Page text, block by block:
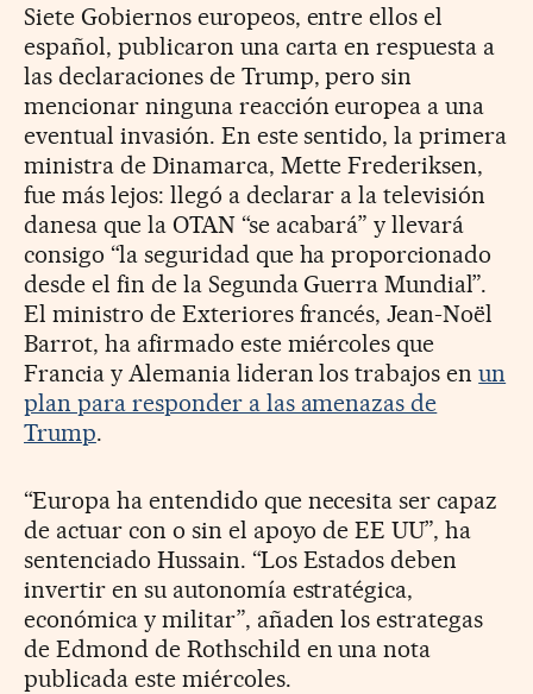
Siete Gobiernos europeos, entre ellos el
español, publicaron una carta en respuesta a
las declaraciones de Trump, pero sin
mencionar ninguna reacción europea a una
eventual invasión. En este sentido, la primera
ministra de Dinamarca, Mette Frederiksen,
fue más lejos: llegó a declarar a la televisión
danesa que la OTAN “se acabará” y llevará
consigo “la seguridad que ha proporcionado
desde el fin de la Segunda Guerra Mundial”.
El ministro de Exteriores francés, Jean-Noël
Barrot, ha afirmado este miércoles que
Francia y Alemania lideran los trabajos enun
plan para responder a las amenazas de
Trump.
“Europa ha entendido que necesita ser capaz
de actuar con o sin el apoyo de EE UU”, ha
sentenciado Hussain. “Los Estados deben
invertir en su autonomía estratégica,
económica y militar”, añaden los estrategas
de Edmond de Rothschild en una nota
publicada este miércoles.